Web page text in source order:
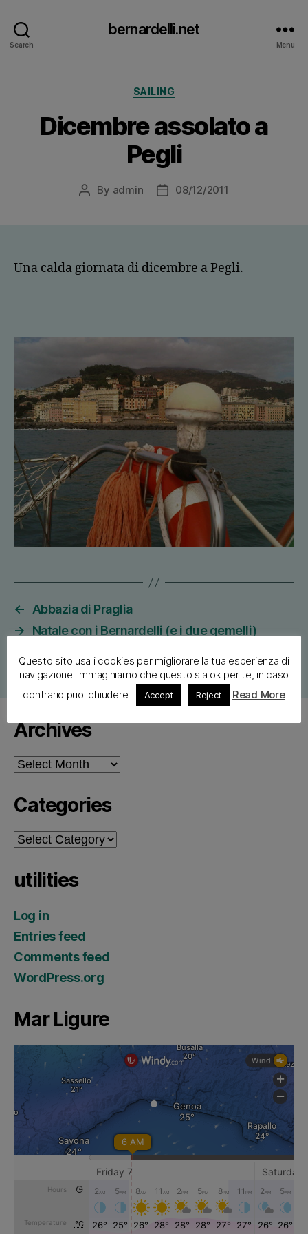
Search
bernardelli.net
Menu
Categories
SAILING
Dicembre assolato a
Pegli
Post
By admin
Post08/12/2011
Una calda giornata di dicembre a Pegli.
←
Abbazia di Praglia
→
Natale con i Bernardelli (e i due gemelli)
Archives
Archives
Categories
Categories
utilities
Log in
Entries feed
Comments feed
WordPress.org
Mar Ligure
Questo sito usa i cookies per migliorare la tua esperienza di
navigazione. Immaginiamo che questo sia ok per te, in caso
contrario puoi chiudere.
Accept Reject Read More